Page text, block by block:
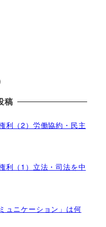
稿
利（2）労働協約・民主
利（1）立法・司法を中
ュニケーション」は何